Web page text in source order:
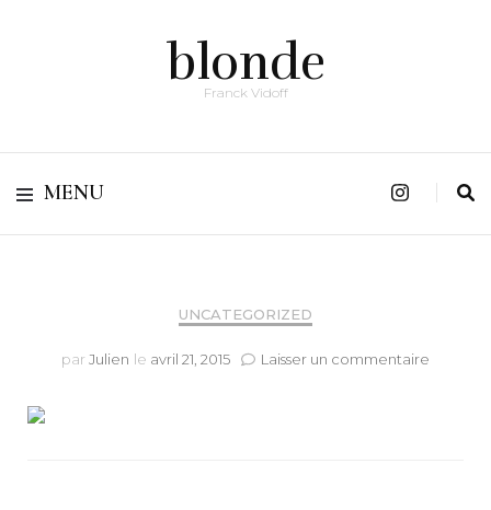
blonde
Franck Vidoff
MENU
UNCATEGORIZED
par Julien le avril 21, 2015 Laisser un commentaire